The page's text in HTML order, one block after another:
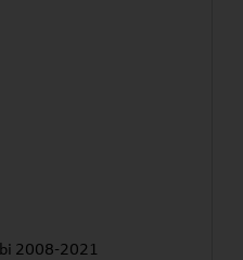
2008-2021